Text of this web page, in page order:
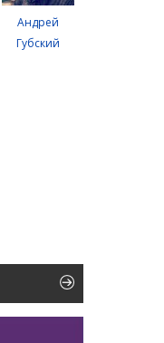
Андрей
Губский